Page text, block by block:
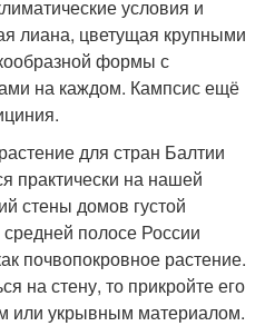
условия и
лиана, цветущая крупными
формы с
на каждом. Кампсис ещё
для стран Балтии
практически на нашей
стены домов густой
полосе России
почвопокровное растение.
на стену, то прикройте его
или укрывным материалом.